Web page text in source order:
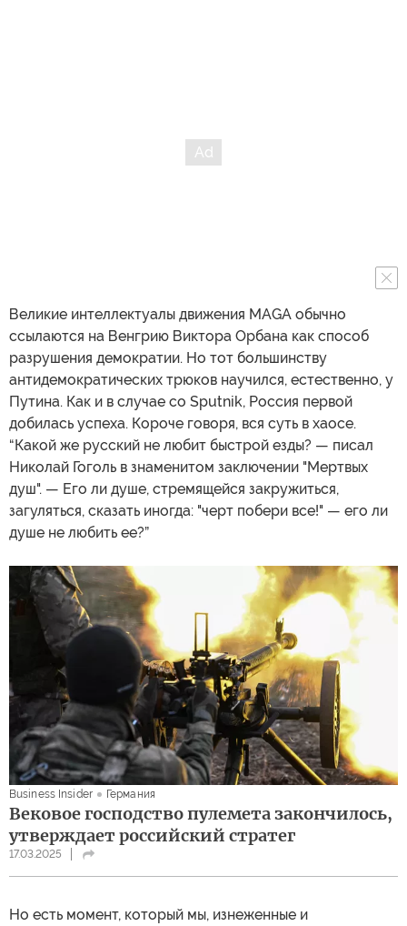
Великие интеллектуалы движения MAGA обычно
ссылаются на Венгрию Виктора Орбана как способ
разрушения демократии. Но тот большинству
антидемократических трюков научился, естественно, у
Путина. Как и в случае со Sputnik, Россия первой
добилась успеха. Короче говоря, вся суть в хаосе.
“Какой же русский не любит быстрой езды? — писал
Николай Гоголь в знаменитом заключении "Мертвых
душ". — Его ли душе, стремящейся закружиться,
загуляться, сказать иногда: "черт побери все!" — его ли
душе не любить ее?”
Business Insider Германия
Вековое господство пулемета закончилось,
утверждает российский стратег
17.03.2025
Но есть момент, который мы, изнеженные и